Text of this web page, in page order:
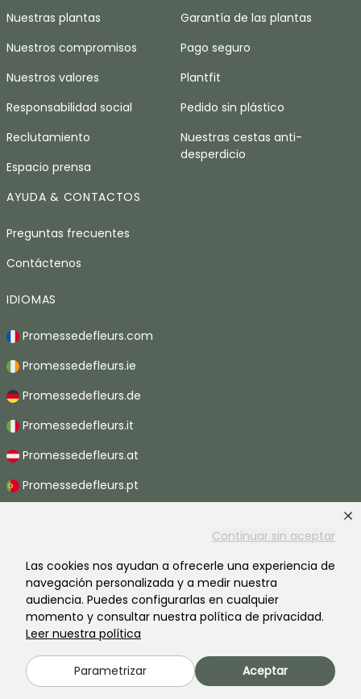
Continuar sin aceptar
Las cookies nos ayudan a ofrecerle una experiencia de
navegación personalizada y a medir nuestra
audiencia. Puedes configurarlas en cualquier
momento y consultar nuestra política de privacidad.
Leer nuestra política
Parametrizar Aceptar
Nuestras plantas
Nuestros compromisos
Nuestros valores
Responsabilidad social
Reclutamiento
Espacio prensa
Garantía de las plantas
Pago seguro
Plantfit
Pedido sin plástico
Nuestras cestas anti-
desperdicio
AYUDA & CONTACTOS
Preguntas frecuentes
Contáctenos
IDIOMAS
Promessedefleurs.com
Promessedefleurs.ie
Promessedefleurs.de
Promessedefleurs.it
Promessedefleurs.at
Promessedefleurs.pt
Promessedefleurs.ch
Información legal
Términos y condiciones
Política de privacidad
Promesse de fleurs, una empresa familiar al servicio de todos los